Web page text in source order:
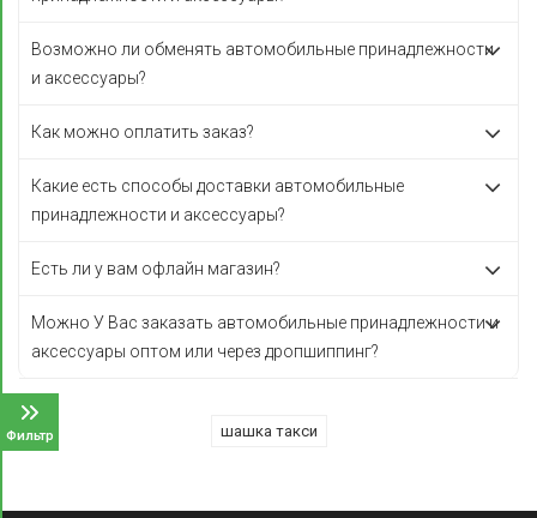
Фильтр
Возможно ли обменять автомобильные принадлежности
и аксессуары?
Как можно оплатить заказ?
Какие есть способы доставки автомобильные
принадлежности и аксессуары?
Есть ли у вам офлайн магазин?
Можно У Вас заказать автомобильные принадлежности и
аксессуары оптом или через дропшиппинг?
шашка такси